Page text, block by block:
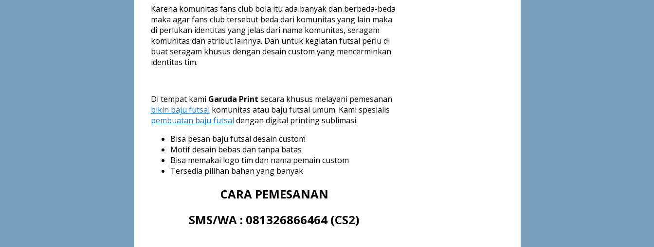
Karena komunitas fans club bola itu ada banyak dan berbeda-beda
maka agar fans club tersebut beda dari komunitas yang lain maka
di perlukan identitas yang jelas dari nama komunitas, seragam
komunitas dan atribut lainnya. Dan untuk kegiatan futsal perlu di
buat seragam khusus dengan desain custom yang mencerminkan
identitas tim.
Di tempat kami Garuda Print secara khusus melayani pemesanan
bikin baju futsal komunitas atau baju futsal umum. Kami spesialis
pembuatan baju futsal dengan digital printing sublimasi.
Bisa pesan baju futsal desain custom
Motif desain bebas dan tanpa batas
Bisa memakai logo tim dan nama pemain custom
Tersedia pilihan bahan yang banyak
CARA PEMESANAN
SMS/WA : 081326866464 (CS2)